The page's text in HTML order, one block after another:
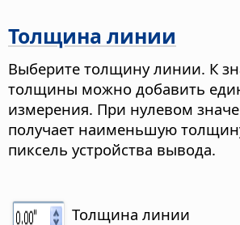
Толщина линии
Выберите толщину линии. К
толщины можно добавить
измерения. При нулевом
получает наименьшую
пиксель устройства вывода.
Толщина линии